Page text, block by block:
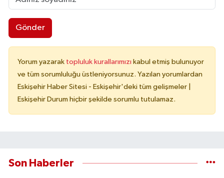
Gönder
Yorum yazarak topluluk kurallarımızı kabul etmiş bulunuyor
ve tüm sorumluluğu üstleniyorsunuz. Yazılan yorumlardan
Eskişehir Haber Sitesi - Eskişehir'deki tüm gelişmeler |
Eskişehir Durum hiçbir şekilde sorumlu tutulamaz.
Son Haberler